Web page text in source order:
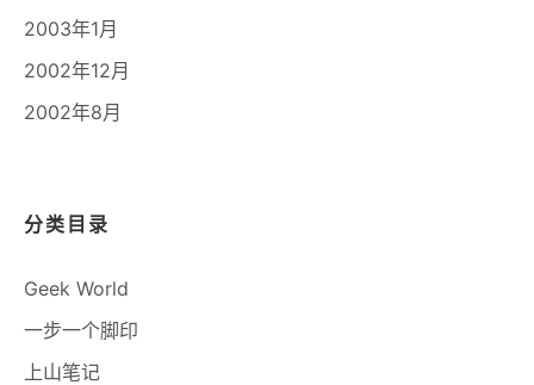
2003年1月
2002年12月
2002年8月
分类目录
Geek World
一步一个脚印
上山笔记